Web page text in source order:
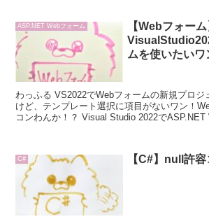
ASP.NET Webフォーム
【Webフォーム
ムを使いたいワ
わっふる VS2022でWebフォームの新規プロジ
けど、テンプレート選択に項目がないワン！
コンわんか！？ Visual Studio 2022でASP.NET Webフォームを使う
C# 【C#】null許